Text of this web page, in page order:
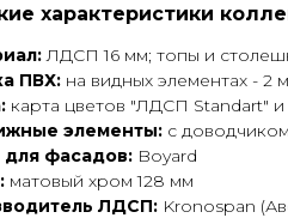
характеристики
ЛДСП 16 мм; топы и
ПВХ: на видных элементах - 2
карта цветов "ЛДСП Standart"
элементы: с
для фасадов: Boyard
матовый хром 128 мм
ЛДСП: Kronospan